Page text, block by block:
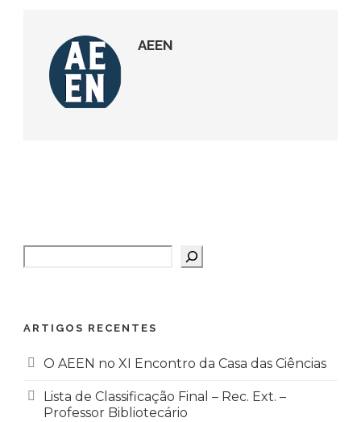
AEEN
ARTIGOS RECENTES
O AEEN no XI Encontro da Casa das Ciências
Lista de Classificação Final – Rec. Ext. –
Professor Bibliotecário